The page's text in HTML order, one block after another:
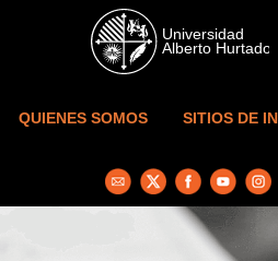
Skip to main content
QUIENES SOMOS SITIOS DE